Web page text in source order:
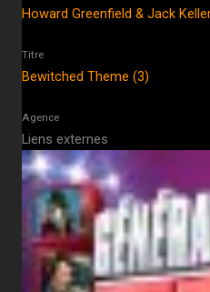
Howard Greenfield & Jack
Titre
Bewitched Theme (3)
Agence
Liens externes